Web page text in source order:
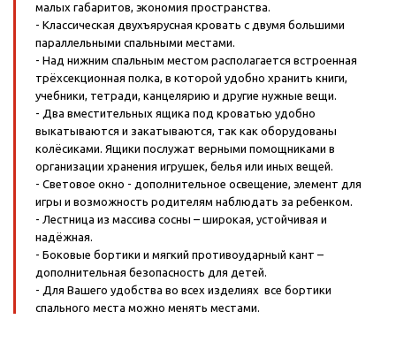
малых габаритов, экономия пространства.
- Классическая двухъярусная кровать с двумя большими
параллельными спальными местами.
- Над нижним спальным местом располагается встроенная
трёхсекционная полка, в которой удобно хранить книги,
учебники, тетради, канцелярию и другие нужные вещи.
- Два вместительных ящика под кроватью удобно
выкатываются и закатываются, так как оборудованы
колёсиками. Ящики послужат верными помощниками в
организации хранения игрушек, белья или иных вещей.
- Световое окно - дополнительное освещение, элемент для
игры и возможность родителям наблюдать за ребенком.
- Лестница из массива сосны – широкая, устойчивая и
надёжная.
- Боковые бортики и мягкий противоударный кант –
дополнительная безопасность для детей.
- Для Вашего удобства во всех изделиях все бортики
спального места можно менять местами.